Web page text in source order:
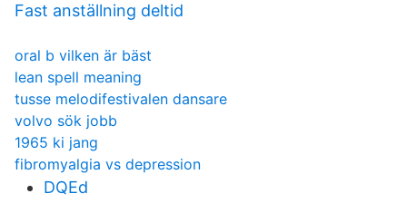
Fast anställning deltid
oral b vilken är bäst
lean spell meaning
tusse melodifestivalen dansare
volvo sök jobb
1965 ki jang
fibromyalgia vs depression
DQEd